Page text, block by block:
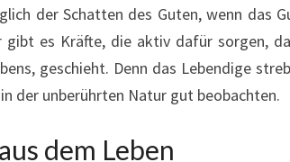
der Schatten des Guten, wenn das
gibt es Kräfte, die aktiv dafür sorgen,
geschieht. Denn das Lebendige
der unberührten Natur gut beobachten.
dem Leben